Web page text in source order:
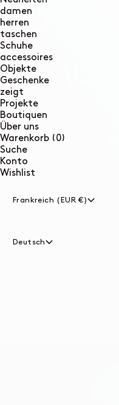
damen
herren
taschen
Schuhe
accessoires
Objekte
Geschenke
zeigt
Projekte
Boutiquen
Über uns
Warenkorb (0)
Suche
Konto
Wishlist
Frankreich (EUR €)
Deutsch